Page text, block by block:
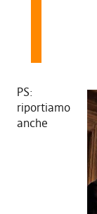
PS:
riportiamo
anche